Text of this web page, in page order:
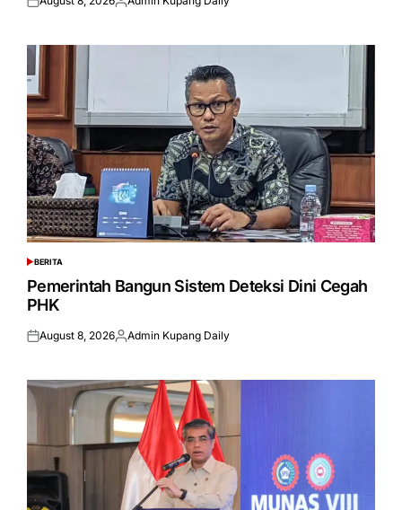
Posted
Posted
POSTED
IN
BERITA
Pemerintah Bangun Sistem Deteksi Dini Cegah
PHK
Posted
August 8, 2026Posted
Admin Kupang Daily